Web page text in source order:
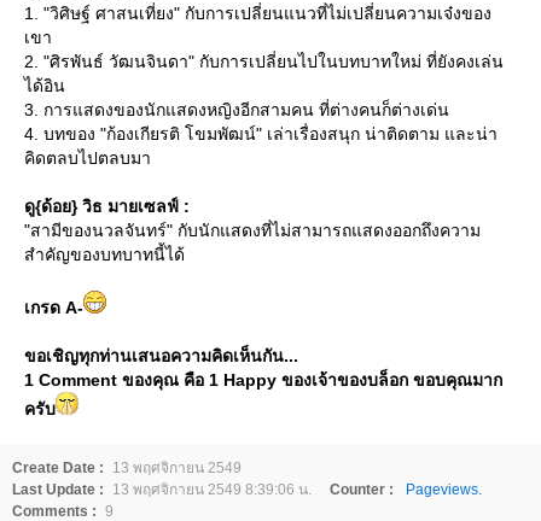
1. "วิศิษฐ์ ศาสนเที่ยง" กับการเปลี่ยนแนวที่ไม่เปลี่ยนความเจ๋งของ
เขา
2. "ศิรพันธ์ วัฒนจินดา" กับการเปลี่ยนไปในบทบาทใหม่ ที่ยังคงเล่น
ได้อิน
3. การแสดงของนักแสดงหญิงอีกสามคน ที่ต่างคนก็ต่างเด่น
4. บทของ "ก้องเกียรติ โขมพัฒน์" เล่าเรื่องสนุก น่าติดตาม และน่า
คิดตลบไปตลบมา
ดู{ด้อย} วิธ มายเซลฟ์ :
"สามีของนวลจันทร์" กับนักแสดงที่ไม่สามารถแสดงออกถึงความ
สำคัญของบทบาทนี้ได้
เกรด A-
ขอเชิญทุกท่านเสนอความคิดเห็นกัน...
1 Comment ของคุณ คือ 1 Happy ของเจ้าของบล็อก ขอบคุณมาก
ครับ
Create Date :
13 พฤศจิกายน 2549
Last Update :
13 พฤศจิกายน 2549 8:39:06 น. Counter :
Pageviews.
Comments : 9